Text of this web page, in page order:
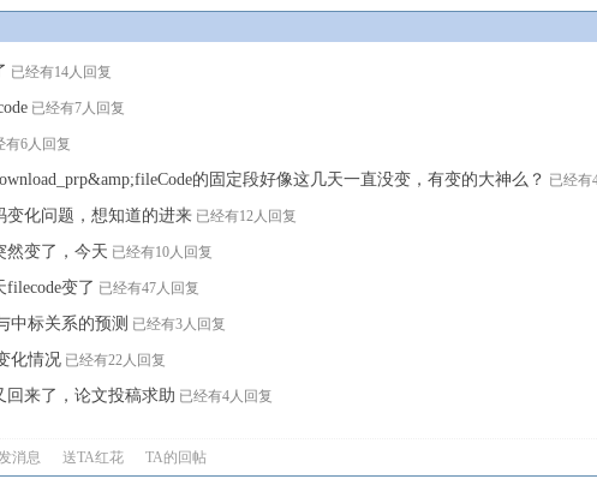
已经有14人回复
已经有7人回复
有6人回复
的固定段好像这几天一直没变，有变的大神么？ 已经有
变化问题，想知道的进来 已经有12人回复
然变了，今天 已经有10人回复
filecode变了 已经有47人回复
中标关系的预测 已经有3人回复
化情况 已经有22人回复
回来了，论文投稿求助 已经有4人回复
消息 送TA红花 TA的回帖